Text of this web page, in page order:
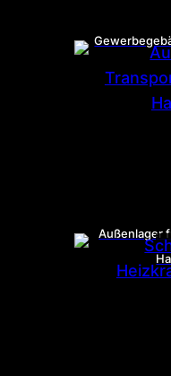
Außenlager